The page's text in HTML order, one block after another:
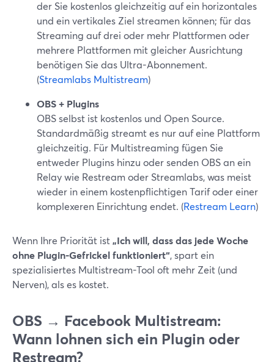
der Sie kostenlos gleichzeitig auf ein horizontales
und ein vertikales Ziel streamen können; für das
Streaming auf drei oder mehr Plattformen oder
mehrere Plattformen mit gleicher Ausrichtung
benötigen Sie das Ultra-Abonnement.
(Streamlabs Multistream)
OBS + Plugins
OBS selbst ist kostenlos und Open Source.
Standardmäßig streamt es nur auf eine Plattform
gleichzeitig. Für Multistreaming fügen Sie
entweder Plugins hinzu oder senden OBS an ein
Relay wie Restream oder Streamlabs, was meist
wieder in einem kostenpflichtigen Tarif oder einer
komplexeren Einrichtung endet. (Restream Learn)
Wenn Ihre Priorität ist„Ich will, dass das jede Woche
ohne Plugin-Gefrickel funktioniert“, spart ein
spezialisiertes Multistream-Tool oft mehr Zeit (und
Nerven), als es kostet.
OBS → Facebook Multistream:
Wann lohnen sich ein Plugin oder
Restream?